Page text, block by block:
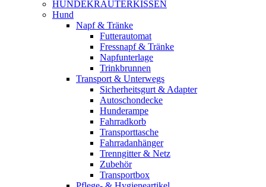
HUNDEKRÄUTERKISSEN
Hund
Napf & Tränke
Futterautomat
Fressnapf & Tränke
Napfunterlage
Trinkbrunnen
Transport & Unterwegs
Sicherheitsgurt & Adapter
Autoschondecke
Hunderampe
Fahrradkorb
Transporttasche
Fahrradanhänger
Trenngitter & Netz
Zubehör
Transportbox